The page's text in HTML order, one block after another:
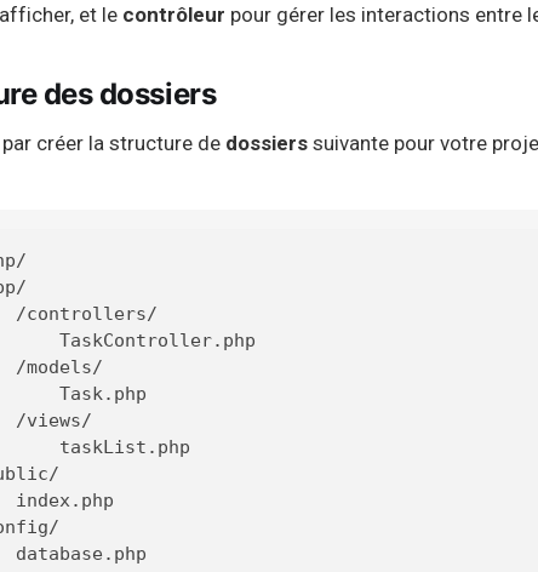
et le contrôleur pour gérer les interactions entre
des dossiers
créer la structure de dossiers suivante pour votre
/controllers/
TaskController.php
/models/
Task.php
/views/
taskList.php
index.php